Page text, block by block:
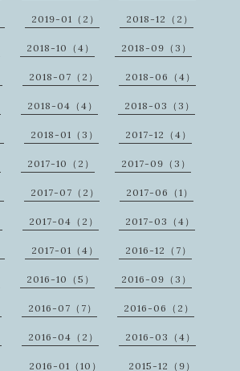
2019-01（2） 2018-12（2）
2018-10（4） 2018-09（3）
2018-07（2） 2018-06（4）
2018-04（4） 2018-03（3）
2018-01（3） 2017-12（4）
2017-10（2） 2017-09（3）
2017-07（2） 2017-06（1）
2017-04（2） 2017-03（4）
2017-01（4） 2016-12（7）
2016-10（5） 2016-09（3）
2016-07（7） 2016-06（2）
2016-04（2） 2016-03（4）
2016-01（10） 2015-12（9）